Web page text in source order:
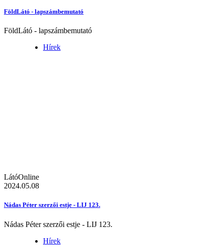
FöldLátó - lapszámbemutató
FöldLátó - lapszámbemutató
Hírek
LátóOnline
2024.05.08
Nádas Péter szerzői estje - LIJ 123.
Nádas Péter szerzői estje - LIJ 123.
Hírek